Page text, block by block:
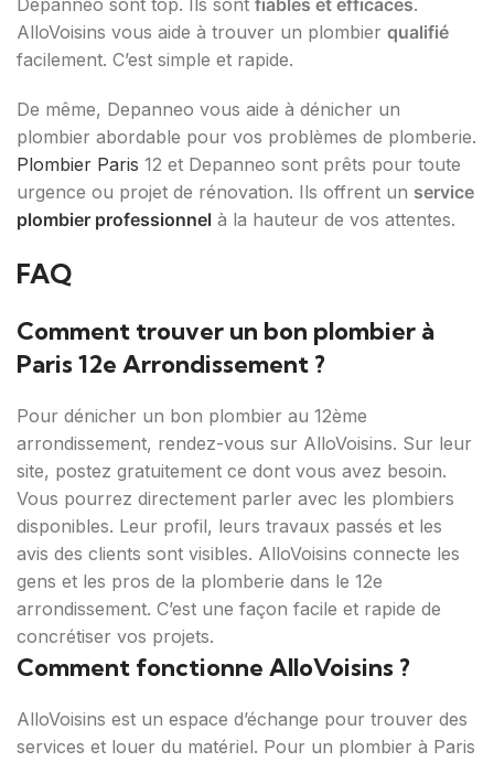
Depanneo sont top. Ils sont fiables et efficaces.
AlloVoisins vous aide à trouver un plombier qualifié
facilement. C’est simple et rapide.
De même, Depanneo vous aide à dénicher un
plombier abordable pour vos problèmes de plomberie.
Plombier Paris 12 et Depanneo sont prêts pour toute
urgence ou projet de rénovation. Ils offrent un service
plombier professionnel à la hauteur de vos attentes.
FAQ
Comment trouver un bon plombier à
Paris 12e Arrondissement ?
Pour dénicher un bon plombier au 12ème
arrondissement, rendez-vous sur AlloVoisins. Sur leur
site, postez gratuitement ce dont vous avez besoin.
Vous pourrez directement parler avec les plombiers
disponibles. Leur profil, leurs travaux passés et les
avis des clients sont visibles. AlloVoisins connecte les
gens et les pros de la plomberie dans le 12e
arrondissement. C’est une façon facile et rapide de
concrétiser vos projets.
Comment fonctionne AlloVoisins ?
AlloVoisins est un espace d’échange pour trouver des
services et louer du matériel. Pour un plombier à Paris